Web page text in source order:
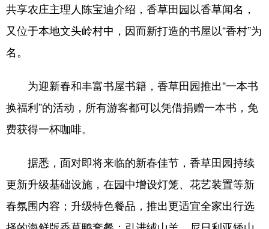
共享农庄主理人陈宝迪介绍，香草田园以香草闻名，
又位于本地文头岭村中，因而新打造的书屋以“香村”为
名。
为迎新春和丰富书屋书籍，香草田园推出“一本书
换福利”的活动，所有游客都可以凭借捐赠一本书，免
费获得一杯咖啡。
据悉，面对即将来临的新春佳节，香草田园持续
更新升级基础设施，在园中增设灯笼、花艺装置等新
春氛围内容；升级特色餐品，推出更适宜全家出行选